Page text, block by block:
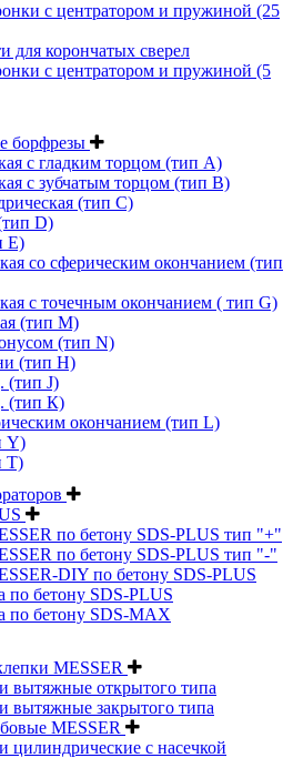
с центратором и пружиной (25
для корончатых сверел
с центратором и пружиной (5
борфрезы
с гладким торцом (тип А)
с зубчатым торцом (тип В)
(тип С)
D)
Е)
со сферическим окончанием (тип
с точечным окончанием ( тип G)
(тип М)
(тип N)
(тип H)
(тип J)
(тип К)
окончанием (тип L)
Y)
Т)
по бетону SDS-PLUS тип "+"
по бетону SDS-PLUS тип "-"
DIY по бетону SDS-PLUS
по бетону SDS-PLUS
по бетону SDS-MAX
MESSER
вытяжные открытого типа
вытяжные закрытого типа
MESSER
цилиндрические с насечкой